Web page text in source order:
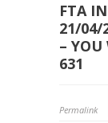
FTA
21/04/
–
631
Permalink